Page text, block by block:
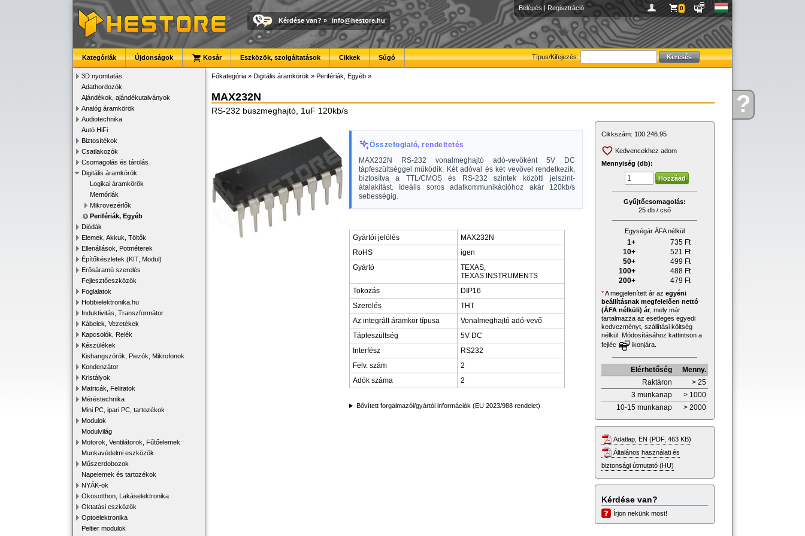
Kérdése?
Belépés | Regisztráció 0
Kérdése van? » info@hestore.hu
Típus/Kifejezés:
Kategóriák Újdonságok Kosár Eszközök, szolgáltatások Cikkek Súgó
3D nyomtatás
Adathordozók
Ajándékok, ajándékutalványok
Analóg áramkörök
Audiotechnika
Autó HiFi
Biztosítékok
Csatlakozók
Csomagolás és tárolás
Digitális áramkörök
Logikai áramkörök
Memóriák
Mikrovezérlők
Perifériák, Egyéb
Diódák
Elemek, Akkuk, Töltők
Ellenállások, Potméterek
Építőkészletek (KIT, Modul)
Erősáramú szerelés
Fejlesztőeszközök
Foglalatok
Hobbielektronika.hu
Induktivitás, Transzformátor
Kábelek, Vezetékek
Kapcsolók, Relék
Készülékek
Kishangszórók, Piezók, Mikrofonok
Kondenzátor
Kristályok
Matricák, Feliratok
Méréstechnika
Mini PC, ipari PC, tartozékok
Modulok
Modulvilág
Motorok, Ventilátorok, Fűtőelemek
Munkavédelmi eszközök
Műszerdobozok
Napelemek és tartozékok
NYÁK-ok
Okosotthon, Lakáselektronika
Oktatási eszközök
Optoelektronika
Peltier modulok
Főkategória » Digitális áramkörök » Perifériák, Egyéb »
MAX232N
RS-232 buszmeghajtó, 1uF 120kb/s
Összefoglaló, rendeltetés
MAX232N RS-232 vonalmeghajtó adó-vevőként 5V DC
tápfeszültséggel működik. Két adóval és két vevővel rendelkezik,
biztosítva a TTL/CMOS és RS-232 szintek közötti jelszint-
átalakítást. Ideális soros adatkommunikációhoz akár 120kb/s
sebességig.
Gyártói jelölés
MAX232N
RoHS
igen
Gyártó
TEXAS,
TEXAS INSTRUMENTS
Tokozás
DIP16
Szerelés
THT
Az integrált áramkör típusa
Vonalmeghajtó adó-vevő
Tápfeszültség
5V DC
Interfész
RS232
Felv. szám
2
Adók száma
2
Bővített forgalmazói/gyártói információk (EU 2023/988 rendelet)
Cikkszám: 100.246.95
Kedvencekhez adom
Mennyiség (db):
Gyűjtőcsomagolás:
25 db / cső
Egységár ÁFA nélkül
1+ 735 Ft
10+
521 Ft
50+
499 Ft
100+
488 Ft
200+
479 Ft
*A megjelenített ár az egyéni
beállításnak megfelelően nettó
(ÁFA nélküli) ár, mely már
tartalmazza az esetleges egyedi
kedvezményt, szállítási költség
nélkül. Módosításához kattintson a
fejléc
ikonjára.
Elérhetőség
Menny.
Raktáron
> 25
3 munkanap
> 1000
10-15 munkanap
> 2000
Adatlap, EN (PDF, 463 KB)
Általános használati és
biztonsági útmutató (HU)
Kérdése van?
Írjon nekünk most!